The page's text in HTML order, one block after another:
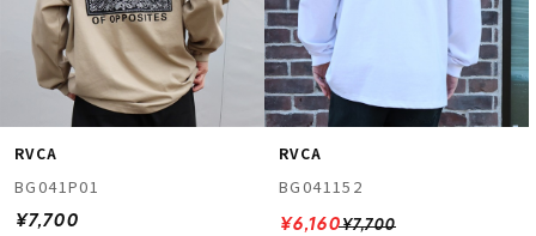
RVCA
BG041P01
¥7,700
RVCA
BG041152
¥7,700
¥6,160